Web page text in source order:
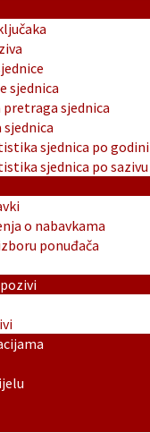
sjednica
pretraga sjednica
sjednica po godini
sjednica po sazivu
o nabavkama
ponuđača